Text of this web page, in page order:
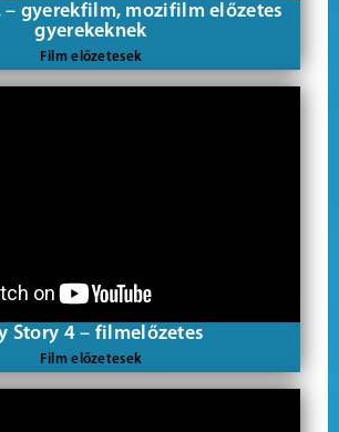
– gyerekfilm, mozifilm előzetes
gyerekeknek
Film előzetesek
Story 4 – filmelőzetes
Film előzetesek